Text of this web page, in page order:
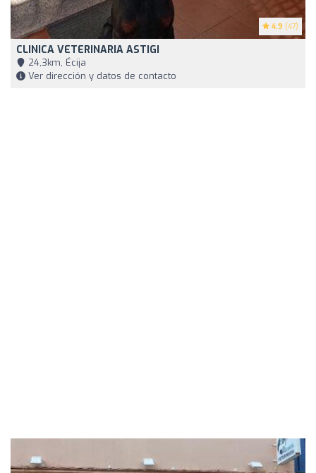
4.9 (47)
CLINICA VETERINARIA ASTIGI
24,3km, Écija
Ver dirección y datos de contacto